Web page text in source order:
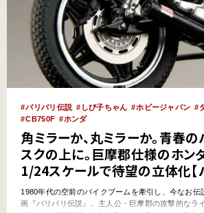
バリバリ伝説 しび子ちゃん ホビージャパン
CB750F
ホンダ
角ミラーか、丸ミラーか。青春
スクの上に。巨摩郡仕様のホン
1/24スケールで待望の立体化【
1980年代の空前のバイクブームを牽引し、今なお伝
画『バリバリ伝説』。主人公・巨摩郡の攻撃的なラ